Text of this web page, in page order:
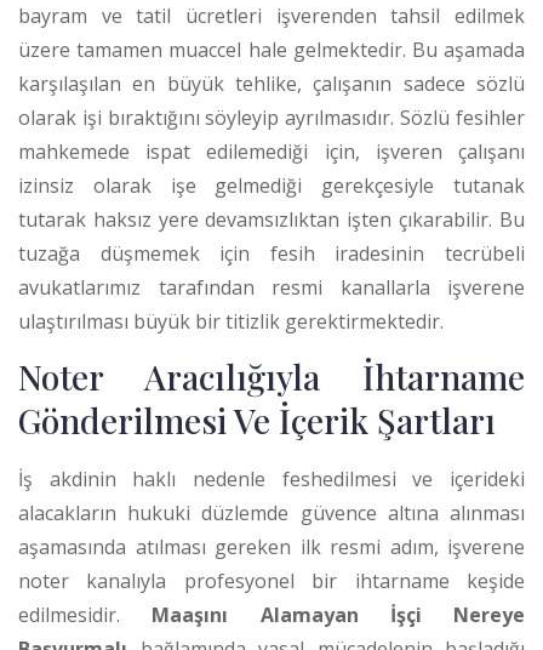
bayram ve tatil ücretleri işverenden tahsil edilmek
üzere tamamen muaccel hale gelmektedir. Bu aşamada
karşılaşılan en büyük tehlike, çalışanın sadece sözlü
olarak işi bıraktığını söyleyip ayrılmasıdır. Sözlü fesihler
mahkemede ispat edilemediği için, işveren çalışanı
izinsiz olarak işe gelmediği gerekçesiyle tutanak
tutarak haksız yere devamsızlıktan işten çıkarabilir. Bu
tuzağa düşmemek için fesih iradesinin tecrübeli
avukatlarımız tarafından resmi kanallarla işverene
ulaştırılması büyük bir titizlik gerektirmektedir.
Noter Aracılığıyla İhtarname
Gönderilmesi Ve İçerik Şartları
İş akdinin haklı nedenle feshedilmesi ve içerideki
alacakların hukuki düzlemde güvence altına alınması
aşamasında atılması gereken ilk resmi adım, işverene
noter kanalıyla profesyonel bir ihtarname keşide
edilmesidir. Maaşını Alamayan İşçi Nereye